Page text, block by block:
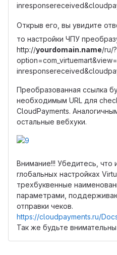
Открыв его, вы увидите
то настройки ЧПУ
http://yourdomain.name/ru/?
Преобразованная ссылка
необходимым URL для
CloudPayments.
остальные вебхуки.
Внимание!!! Убедитесь,
глобальных настройках
трехбуквенные
параметрами,
отправки чеков.
https://cloudpayments.ru/
Так же будьте